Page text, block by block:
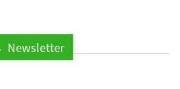
Newsletter